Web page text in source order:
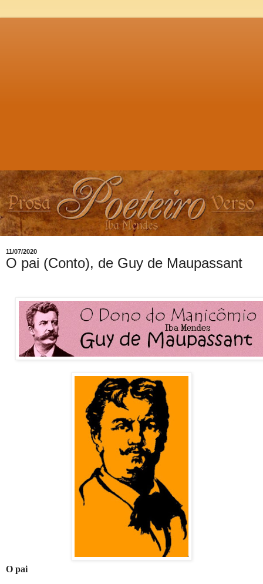
11/07/2020
O pai (Conto), de Guy de Maupassant
O pai